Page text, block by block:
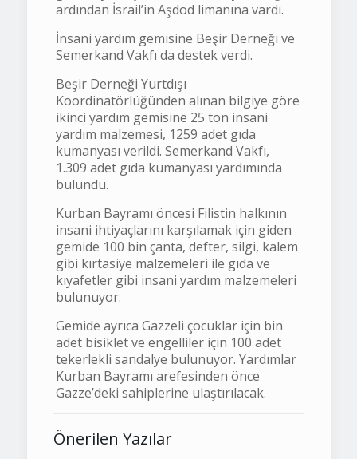
ardından İsrail’in Aşdod limanına vardı.
İnsani yardım gemisine Beşir Derneği ve
Semerkand Vakfı da destek verdi.
Beşir Derneği Yurtdışı
Koordinatörlüğünden alınan bilgiye göre
ikinci yardım gemisine 25 ton insani
yardım malzemesi, 1259 adet gıda
kumanyası verildi. Semerkand Vakfı,
1.309 adet gıda kumanyası yardımında
bulundu.
Kurban Bayramı öncesi Filistin halkının
insani ihtiyaçlarını karşılamak için giden
gemide 100 bin çanta, defter, silgi, kalem
gibi kırtasiye malzemeleri ile gıda ve
kıyafetler gibi insani yardım malzemeleri
bulunuyor.
Gemide ayrıca Gazzeli çocuklar için bin
adet bisiklet ve engelliler için 100 adet
tekerlekli sandalye bulunuyor. Yardımlar
Kurban Bayramı arefesinden önce
Gazze’deki sahiplerine ulaştırılacak.
Önerilen Yazılar